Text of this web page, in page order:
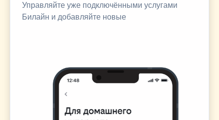
Управляйте уже подключёнными услугами
Билайн и добавляйте новые